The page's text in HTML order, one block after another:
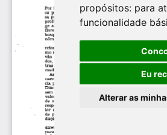
propósitos: para
funcionalidade
Eu
Alterar as